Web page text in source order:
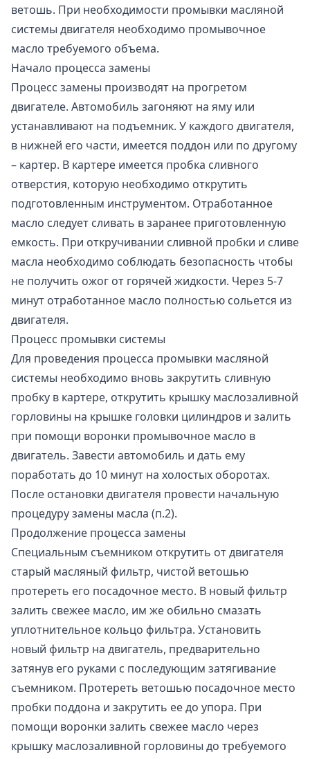
ветошь. При необходимости промывки масляной
системы двигателя необходимо промывочное
масло требуемого объема.
Начало процесса замены
Процесс замены производят на прогретом
двигателе. Автомобиль загоняют на яму или
устанавливают на подъемник. У каждого двигателя,
в нижней его части, имеется поддон или по другому
– картер. В картере имеется пробка сливного
отверстия, которую необходимо открутить
подготовленным инструментом. Отработанное
масло следует сливать в заранее приготовленную
емкость. При откручивании сливной пробки и сливе
масла необходимо соблюдать безопасность чтобы
не получить ожог от горячей жидкости. Через 5-7
минут отработанное масло полностью сольется из
двигателя.
Процесс промывки системы
Для проведения процесса промывки масляной
системы необходимо вновь закрутить сливную
пробку в картере, открутить крышку маслозаливной
горловины на крышке головки цилиндров и залить
при помощи воронки промывочное масло в
двигатель. Завести автомобиль и дать ему
поработать до 10 минут на холостых оборотах.
После остановки двигателя провести начальную
процедуру замены масла (п.2).
Продолжение процесса замены
Специальным съемником открутить от двигателя
старый масляный фильтр, чистой ветошью
протереть его посадочное место. В новый фильтр
залить свежее масло, им же обильно смазать
уплотнительное кольцо фильтра. Установить
новый фильтр на двигатель, предварительно
затянув его руками с последующим затягивание
съемником. Протереть ветошью посадочное место
пробки поддона и закрутить ее до упора. При
помощи воронки залить свежее масло через
крышку маслозаливной горловины до требуемого